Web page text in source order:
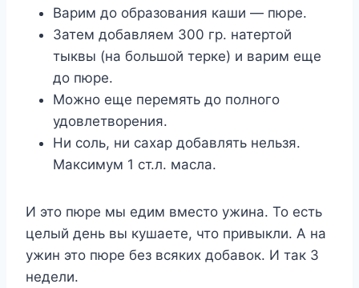
Варим до образования каши — пюре.
Затем добавляем 300 гр. натертой
тыквы (на большой терке) и варим еще
до пюре.
Можно еще перемять до полного
удовлетворения.
Ни соль, ни сахар добавлять нельзя.
Максимум 1 ст.л. масла.
И это пюре мы едим вместо ужина. То есть
целый день вы кушаете, что привыкли. А на
ужин это пюре без всяких добавок. И так 3
недели.